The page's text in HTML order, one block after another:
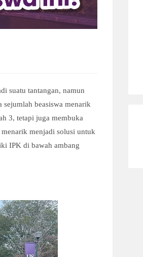
suatu tantangan, namun
sejumlah beasiswa menarik
3, tetapi juga membuka
menjadi solusi untuk
IPK di bawah ambang